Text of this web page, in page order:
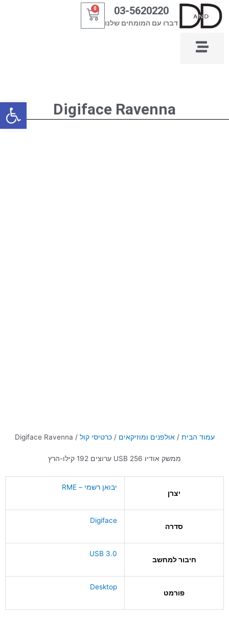
דילוג
לתוכן
03-5620220
דברו עם המומחים שלנו
0
עגלת
קניות
Digiface Ravenna
עמוד הבית /אולפנים ומוזיקאים /כרטיסי קול / Digiface Ravenna
ממשק אודיו USB 256 ערוצים 192 קילו-הרץ
יצרן
יבואן רשמי – RME
סדרה
Digiface
חיבור למחשב
USB 3.0
פורמט
Desktop
פתח